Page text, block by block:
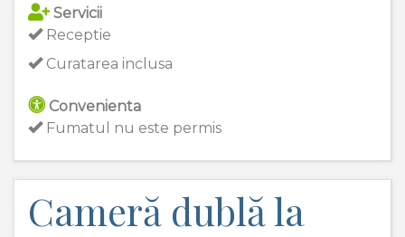
Servicii
Receptie
Curatarea inclusa
Convenienta
Fumatul nu este permis
Cameră dublă la